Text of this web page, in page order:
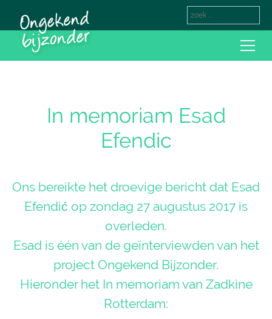
In memoriam Esad
Efendic
Ons bereikte het droevige bericht dat Esad
Efendić op zondag 27 augustus 2017 is
overleden.
Esad is één van de geïnterviewden van het
project Ongekend Bijzonder.
Hieronder het In memoriam van Zadkine
Rotterdam: